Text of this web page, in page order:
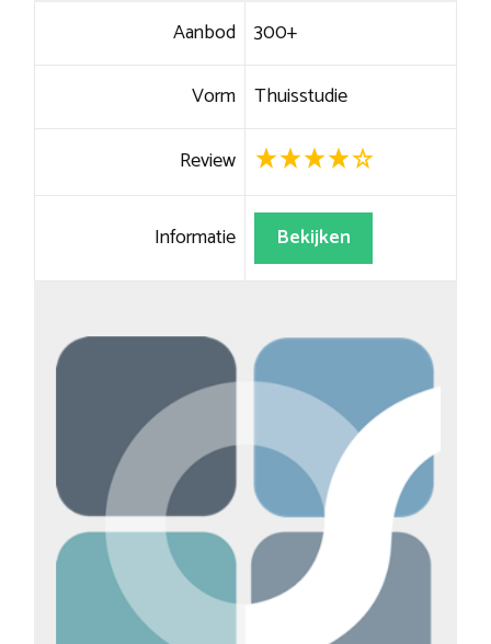
Aanbod 300+
Vorm Thuisstudie
Review
Informatie Bekijken